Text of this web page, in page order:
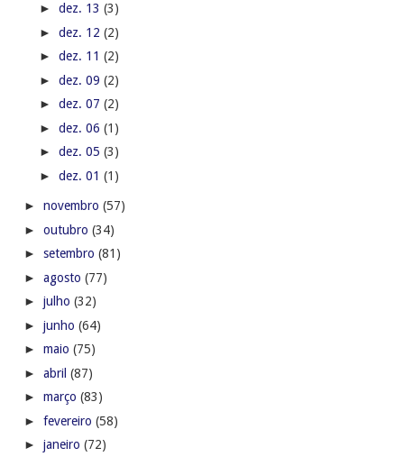
► dez. 13 (3)
► dez. 12 (2)
► dez. 11 (2)
► dez. 09 (2)
► dez. 07 (2)
► dez. 06 (1)
► dez. 05 (3)
► dez. 01 (1)
► novembro (57)
► outubro (34)
► setembro (81)
► agosto (77)
► julho (32)
► junho (64)
► maio (75)
► abril (87)
► março (83)
► fevereiro (58)
► janeiro (72)